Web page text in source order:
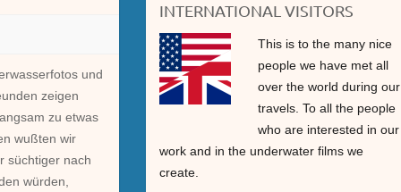
und
zeigen
zu etwas
wußten wir
süchtiger nach
würden,
INTERNATIONAL VISITORS
This is to the many nice
people we have met all
over the world during our
travels. To all the people
who are interested in our
work and in the underwater films we
create.